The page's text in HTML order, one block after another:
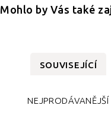
Mohlo by Vás také
SOUVISEJÍCÍ
NEJPRODÁVANĚJŠÍ